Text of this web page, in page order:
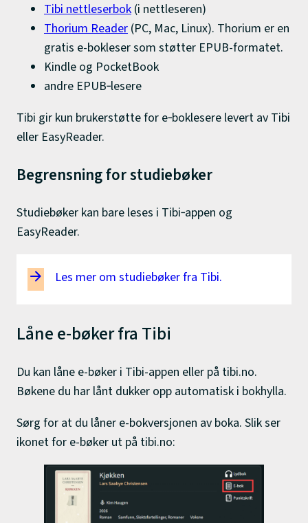
Tibi nettleserbok (i nettleseren)
Thorium Reader (PC, Mac, Linux). Thorium er en
gratis e-bokleser som støtter EPUB-formatet.
Kindle og PocketBook
andre EPUB‑lesere
Tibi gir kun brukerstøtte for e‑boklesere levert av Tibi
eller EasyReader.
Begrensning for studiebøker
Studiebøker kan bare leses i Tibi‑appen og
EasyReader.
Les mer om studiebøker fra Tibi.
Låne e-bøker fra Tibi
Du kan låne e-bøker i Tibi-appen eller på tibi.no.
Bøkene du har lånt dukker opp automatisk i bokhylla.
Sørg for at du låner e-bokversjonen av boka. Slik ser
ikonet for e-bøker ut på tibi.no: